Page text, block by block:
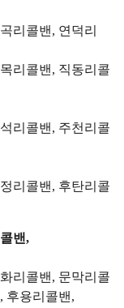
리콜밴, 연덕리
리콜밴, 직동리콜
리콜밴, 주천리콜
리콜밴, 후탄리콜
밴,
리콜밴, 문막리콜
후용리콜밴,